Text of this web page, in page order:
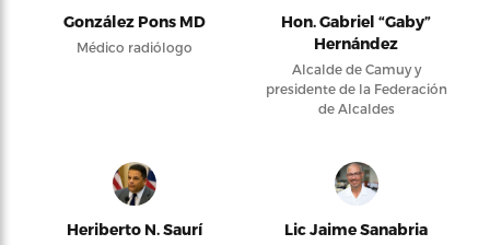
González Pons MD
Médico radiólogo
Hon. Gabriel “Gaby”
Hernández
Alcalde de Camuy y
presidente de la Federación
de Alcaldes
Heriberto N. Saurí Lic Jaime Sanabria